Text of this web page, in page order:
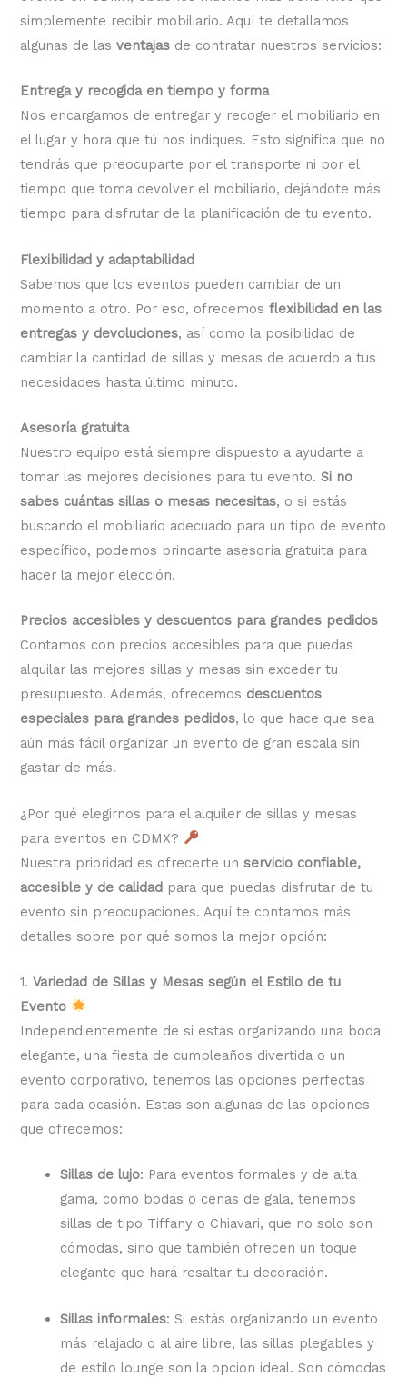
simplemente recibir mobiliario. Aquí te detallamos
algunas de lasventajas de contratar nuestros servicios:
Entrega y recogida en tiempo y forma
Nos encargamos de entregar y recoger el mobiliario en
el lugar y hora que tú nos indiques. Esto significa que no
tendrás que preocuparte por el transporte ni por el
tiempo que toma devolver el mobiliario, dejándote más
tiempo para disfrutar de la planificación de tu evento.
Flexibilidad y adaptabilidad
Sabemos que los eventos pueden cambiar de un
momento a otro. Por eso, ofrecemosflexibilidad en las
entregas y devoluciones, así como la posibilidad de
cambiar la cantidad de sillas y mesas de acuerdo a tus
necesidades hasta último minuto.
Asesoría gratuita
Nuestro equipo está siempre dispuesto a ayudarte a
tomar las mejores decisiones para tu evento.Si no
sabes cuántas sillas o mesas necesitas, o si estás
buscando el mobiliario adecuado para un tipo de evento
específico, podemos brindarte asesoría gratuita para
hacer la mejor elección.
Precios accesibles y descuentos para grandes pedidos
Contamos con precios accesibles para que puedas
alquilar las mejores sillas y mesas sin exceder tu
presupuesto. Además, ofrecemos descuentos
especiales para grandes pedidos, lo que hace que sea
aún más fácil organizar un evento de gran escala sin
gastar de más.
¿Por qué elegirnos para el alquiler de sillas y mesas
para eventos en CDMX?
Nuestra prioridad es ofrecerte unservicio confiable,
accesible y de calidad para que puedas disfrutar de tu
evento sin preocupaciones. Aquí te contamos más
detalles sobre por qué somos la mejor opción:
1.Variedad de Sillas y Mesas según el Estilo de tu
Evento
Independientemente de si estás organizando una boda
elegante, una fiesta de cumpleaños divertida o un
evento corporativo, tenemos las opciones perfectas
para cada ocasión. Estas son algunas de las opciones
que ofrecemos:
Sillas de lujo: Para eventos formales y de alta
gama, como bodas o cenas de gala, tenemos
sillas de tipo Tiffany o Chiavari, que no solo son
cómodas, sino que también ofrecen un toque
elegante que hará resaltar tu decoración.
Sillas informales: Si estás organizando un evento
más relajado o al aire libre, las sillas plegables y
de estilo lounge son la opción ideal. Son cómodas